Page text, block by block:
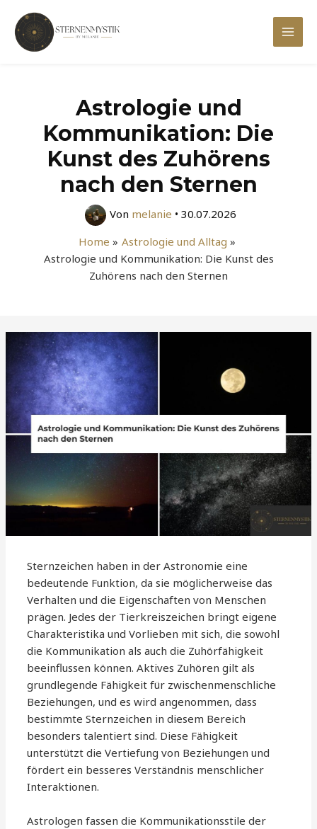
Inhalt
springen
Main
Astrologie und
Kommunikation: Die
Kunst des Zuhörens
nach den Sternen
Von melanie • 30.07.2026
Home
Astrologie und Alltag
Astrologie und Kommunikation: Die Kunst des
Zuhörens nach den Sternen
Sternzeichen haben in der Astronomie eine
bedeutende Funktion, da sie möglicherweise das
Verhalten und die Eigenschaften von Menschen
prägen. Jedes der Tierkreiszeichen bringt eigene
Charakteristika und Vorlieben mit sich, die sowohl
die Kommunikation als auch die Zuhörfähigkeit
beeinflussen können. Aktives Zuhören gilt als
grundlegende Fähigkeit für zwischenmenschliche
Beziehungen, und es wird angenommen, dass
bestimmte Sternzeichen in diesem Bereich
besonders talentiert sind. Diese Fähigkeit
unterstützt die Vertiefung von Beziehungen und
fördert ein besseres Verständnis menschlicher
Interaktionen.
Astrologen fassen die Kommunikationsstile der